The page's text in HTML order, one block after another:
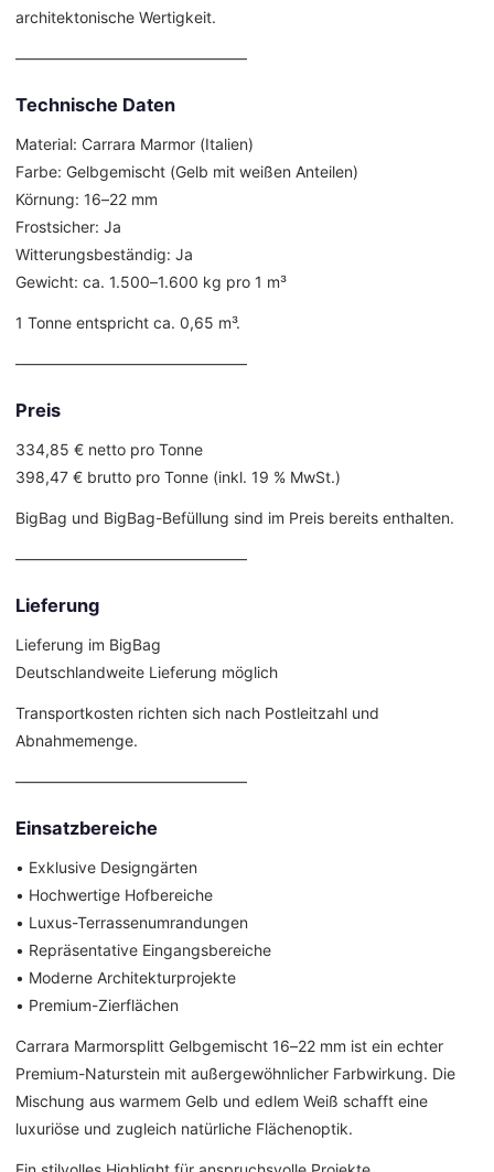
architektonische Wertigkeit.
––––––––––––––––––––––––––––––
Technische Daten
Material: Carrara Marmor (Italien)
Farbe: Gelbgemischt (Gelb mit weißen Anteilen)
Körnung: 16–22 mm
Frostsicher: Ja
Witterungsbeständig: Ja
Gewicht: ca. 1.500–1.600 kg pro 1 m³
1 Tonne entspricht ca. 0,65 m³.
––––––––––––––––––––––––––––––
Preis
334,85 € netto pro Tonne
398,47 € brutto pro Tonne (inkl. 19 % MwSt.)
BigBag und BigBag-Befüllung sind im Preis bereits enthalten.
––––––––––––––––––––––––––––––
Lieferung
Lieferung im BigBag
Deutschlandweite Lieferung möglich
Transportkosten richten sich nach Postleitzahl und
Abnahmemenge.
––––––––––––––––––––––––––––––
Einsatzbereiche
• Exklusive Designgärten
• Hochwertige Hofbereiche
• Luxus-Terrassenumrandungen
• Repräsentative Eingangsbereiche
• Moderne Architekturprojekte
• Premium-Zierflächen
Carrara Marmorsplitt Gelbgemischt 16–22 mm ist ein echter
Premium-Naturstein mit außergewöhnlicher Farbwirkung. Die
Mischung aus warmem Gelb und edlem Weiß schafft eine
luxuriöse und zugleich natürliche Flächenoptik.